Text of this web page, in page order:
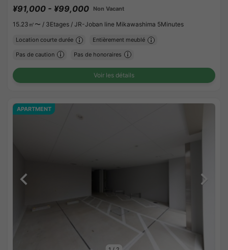
¥91,000 - ¥99,000 Non Vacant
15.23㎡〜 / 3Etages / JR-Joban line Mikawashima 5Minutes
Location courte durée Entièrement meublé
Pas de caution Pas de honoraires
Voir les détails
APARTMENT